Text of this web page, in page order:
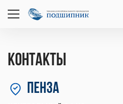
открыть
Контакты
Пенза